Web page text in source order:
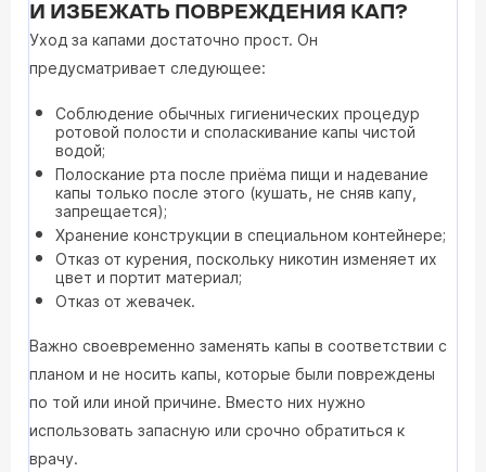
И ИЗБЕЖАТЬ ПОВРЕЖДЕНИЯ КАП?
Уход за капами достаточно прост. Он
предусматривает следующее:
Соблюдение обычных гигиенических процедур
ротовой полости и споласкивание капы чистой
водой;
Полоскание рта после приёма пищи и надевание
капы только после этого (кушать, не сняв капу,
запрещается);
Хранение конструкции в специальном контейнере;
Отказ от курения, поскольку никотин изменяет их
цвет и портит материал;
Отказ от жевачек.
Важно своевременно заменять капы в соответствии с
планом и не носить капы, которые были повреждены
по той или иной причине. Вместо них нужно
использовать запасную или срочно обратиться к
врачу.